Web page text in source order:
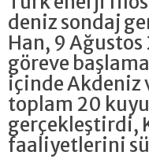
deniz sondaj
Han, 9
göreve
içinde Akdeniz
toplam 20
gerçekleştirdi,
faaliyetlerini